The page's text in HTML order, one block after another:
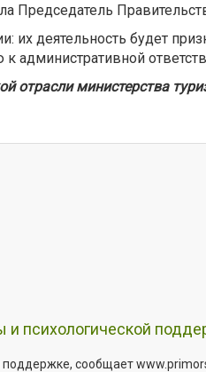
Председатель
деятельность будет
отрасли министерства
и психологической
сообщает